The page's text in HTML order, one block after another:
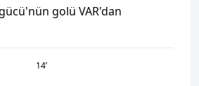
golü VAR'dan
14’